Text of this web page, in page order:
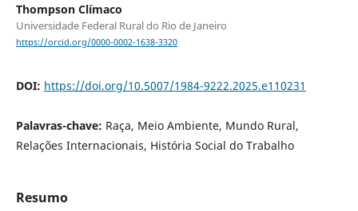
Thompson Clímaco
Universidade Federal Rural do Rio de Janeiro
https://orcid.org/0000-0002-1638-3320
DOI: https://doi.org/10.5007/1984-9222.2025.e110231
Palavras-chave: Raça, Meio Ambiente, Mundo Rural,
Relações Internacionais, História Social do Trabalho
Resumo